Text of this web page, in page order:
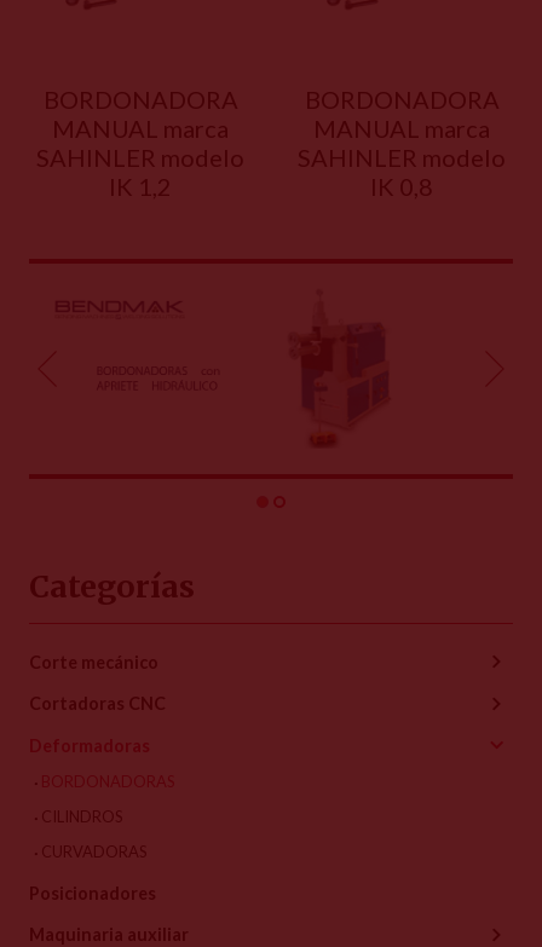
Categorías
Corte mecánico
Cortadoras CNC
Deformadoras
BORDONADORAS
CILINDROS
CURVADORAS
Posicionadores
Maquinaria auxiliar
BORDONADORA
MANUAL marca
SAHINLER modelo
IK 1,2
BORDONADORA
MANUAL marca
SAHINLER modelo
IK 0,8